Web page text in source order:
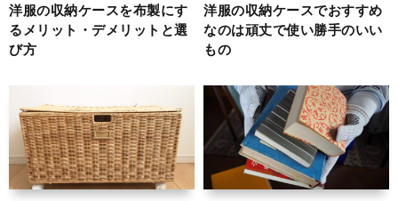
洋服の収納ケースを布製にす
るメリット・デメリットと選
び方
洋服の収納ケースでおすすめ
なのは頑丈で使い勝手のいい
もの